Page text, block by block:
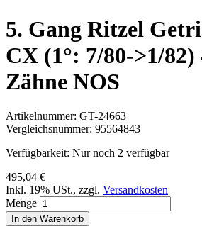
5. Gang Ritzel
CX (1°: 7/80->1/82)
Zähne NOS
Artikelnummer: GT-24663
Vergleichsnummer: 95564843
Verfügbarkeit: Nur noch 2 verfügbar
495,04 €
Inkl. 19% USt., zzgl. Versandkosten
Menge
In den Warenkorb